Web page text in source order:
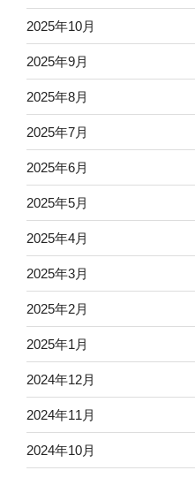
2025年10月
2025年9月
2025年8月
2025年7月
2025年6月
2025年5月
2025年4月
2025年3月
2025年2月
2025年1月
2024年12月
2024年11月
2024年10月